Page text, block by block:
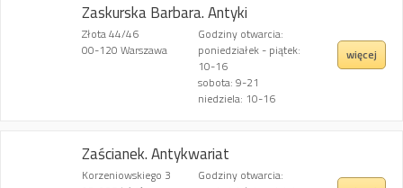
Zaskurska Barbara. Antyki
Złota 44/46
00-120 Warszawa
Godziny otwarcia:
poniedziałek - piątek:
10-16
sobota: 9-21
niedziela: 10-16
więcej
Zaścianek. Antykwariat
Korzeniowskiego 3
Godziny otwarcia: